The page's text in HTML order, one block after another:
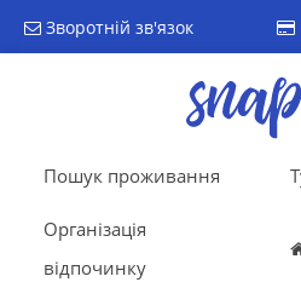
Зворотній зв'язок
Пошук проживання
Організація
відпочинку